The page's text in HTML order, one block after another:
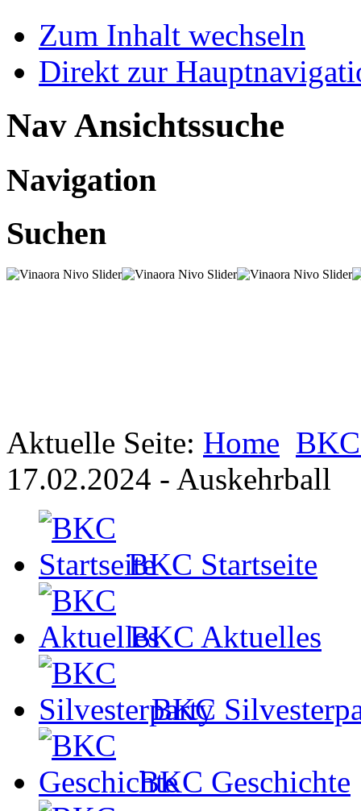
Zum Inhalt wechseln
Direkt zur
Nav Ansichtssuche
Navigation
Suchen
Aktuelle Seite: Home
17.02.2024 - Auskehrball
BKC Startseite
BKC Aktuelles
BKC
BKC Geschichte